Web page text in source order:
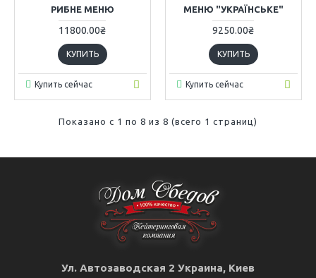
РИБНЕ МЕНЮ
11800.00₴
КУПИТЬ
Купить сейчас
МЕНЮ "УКРАЇНСЬКЕ"
9250.00₴
КУПИТЬ
Купить сейчас
Показано с 1 по 8 из 8 (всего 1 страниц)
Ул. Автозаводская 2 Украина, Киев